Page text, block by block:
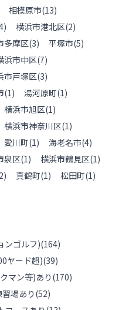
相模原市(13)
) 横浜市港北区(2)
多摩区(3) 平塚市(5)
浜市中区(7)
市戸塚区(3)
(1) 湯河原町(1)
横浜市旭区(1)
横浜市神奈川区(1)
愛川町(1) 海老名市(4)
泉区(1) 横浜市鶴見区(1)
2) 真鶴町(1) 松田町(1)
ンゴルフ)(164)
ヤード超)(39)
マン等)あり (170)
場あり (52)